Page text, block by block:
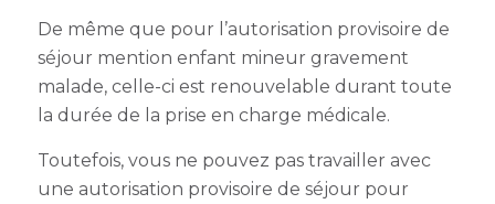
De même que pour l’autorisation provisoire de
séjour mention enfant mineur gravement
malade, celle-ci est renouvelable durant toute
la durée de la prise en charge médicale.
Toutefois, vous ne pouvez pas travailler avec
une autorisation provisoire de séjour pour